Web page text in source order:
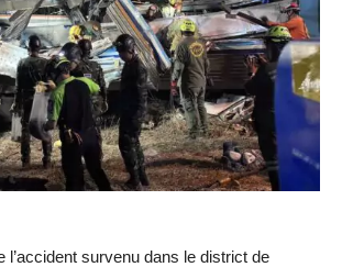
l’accident survenu dans le district de